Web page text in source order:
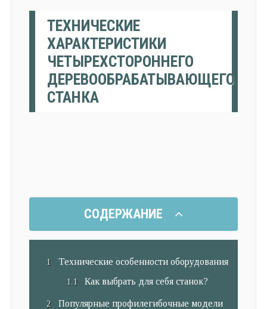
ТЕХНИЧЕСКИЕ
ХАРАКТЕРИСТИКИ
ЧЕТЫРЕХСТОРОННЕГО
ДЕРЕВООБРАБАТЫВАЮЩЕГО
СТАНКА
СОДЕРЖАНИЕ
Технические особенности оборудования
Как выбрать для себя станок?
Популярные профилегибочные модели